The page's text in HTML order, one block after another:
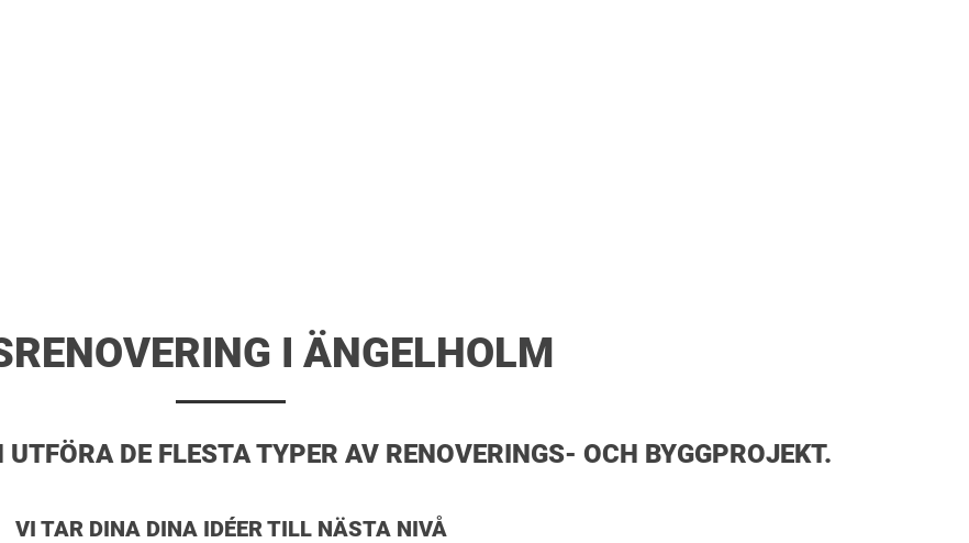
I ÄNGELHOLM
DE FLESTA TYPER AV RENOVERINGS- OCH BYGGPROJEKT.
VI TAR DINA DINA IDÉER TILL NÄSTA NIVÅ